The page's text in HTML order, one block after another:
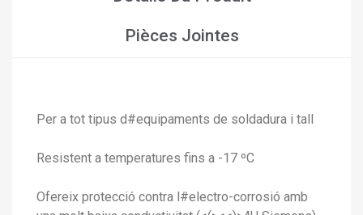
Ajouter à ma liste d'envies
votre liste d'envies.
Pièces Jointes
Per a tot tipus d#equipaments de soldadura i tall
Resistent a temperatures fins a -17 ºC
Ofereix protecció contra l#electro-corrosió amb